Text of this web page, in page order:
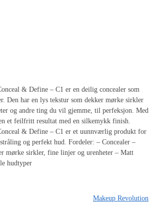
& Define – C1 er en deilig concealer som
Den har en lys tekstur som dekker mørke sirkler
og andre ting du vil gjemme, til perfeksjon. Med
et feilfritt resultat med en silkemykk finish.
& Define – C1 er et uunnværlig produkt for
og perfekt hud. Fordeler: – Concealer –
mørke sirkler, fine linjer og urenheter – Matt
hudtyper
Makeup Revolution